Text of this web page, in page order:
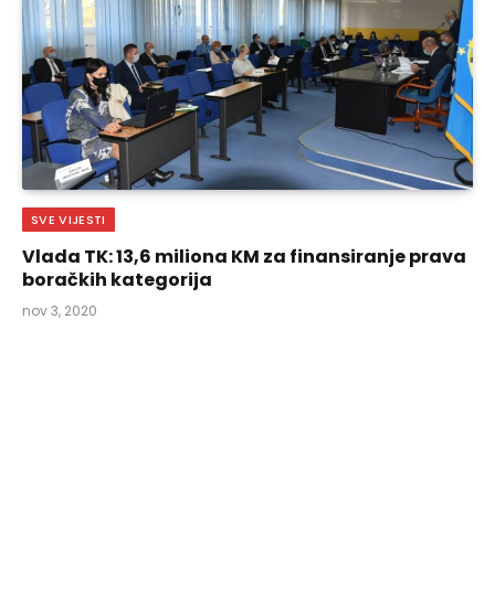
SVE VIJESTI
Vlada TK: 13,6 miliona KM za finansiranje prava
boračkih kategorija
nov 3, 2020